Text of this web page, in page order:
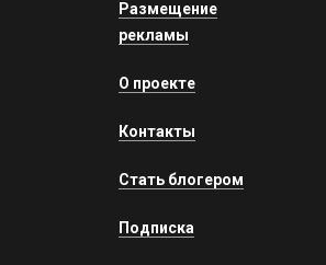
Размещение
рекламы
О проекте
Контакты
Стать блогером
Подписка